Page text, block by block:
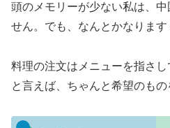
頭のメモリーが少ない私は、
せん。でも、なんとかなります
料理の注文はメニューを指さし
と言えば、ちゃんと希望のもの